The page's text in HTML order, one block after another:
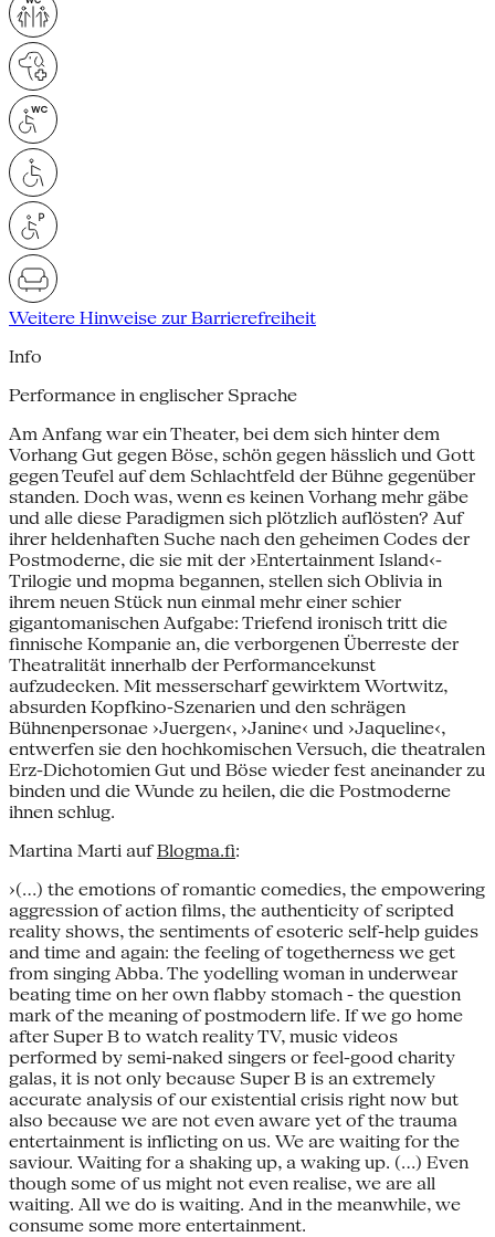
Weitere Hinweise zur Barrierefreiheit
Info
Performance in englischer Sprache
Am Anfang war ein Theater, bei dem sich hinter dem
Vorhang Gut gegen Böse, schön gegen hässlich und Gott
gegen Teufel auf dem Schlachtfeld der Bühne gegenüber
standen. Doch was, wenn es keinen Vorhang mehr gäbe
und alle diese Paradigmen sich plötzlich auflösten? Auf
ihrer heldenhaften Suche nach den geheimen Codes der
Postmoderne, die sie mit der ›Entertainment Island‹-
Trilogie und mopma begannen, stellen sich Oblivia in
ihrem neuen Stück nun einmal mehr einer schier
gigantomanischen Aufgabe: Triefend ironisch tritt die
finnische Kompanie an, die verborgenen Überreste der
Theatralität innerhalb der Performancekunst
aufzudecken. Mit messerscharf gewirktem Wortwitz,
absurden Kopfkino-Szenarien und den schrägen
Bühnenpersonae ›Juergen‹, ›Janine‹ und ›Jaqueline‹,
entwerfen sie den hochkomischen Versuch, die theatralen
Erz-Dichotomien Gut und Böse wieder fest aneinander zu
binden und die Wunde zu heilen, die die Postmoderne
ihnen schlug.
Martina Marti aufBlogma.fi:
›(...) the emotions of romantic comedies, the empowering
aggression of action films, the authenticity of scripted
reality shows, the sentiments of esoteric self-help guides
and time and again: the feeling of togetherness we get
from singing Abba. The yodelling woman in underwear
beating time on her own flabby stomach - the question
mark of the meaning of postmodern life. If we go home
after Super B to watch reality TV, music videos
performed by semi-naked singers or feel-good charity
galas, it is not only because Super B is an extremely
accurate analysis of our existential crisis right now but
also because we are not even aware yet of the trauma
entertainment is inflicting on us. We are waiting for the
saviour. Waiting for a shaking up, a waking up. (...) Even
though some of us might not even realise, we are all
waiting. All we do is waiting. And in the meanwhile, we
consume some more entertainment.